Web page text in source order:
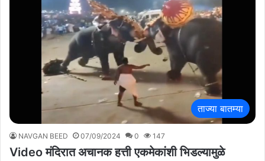
ताज्या बातम्या
NAVGAN BEED 07/09/2024 0 147
Video मंदिरात अचानक हत्ती एकमेकांशी भिडल्यामुळे